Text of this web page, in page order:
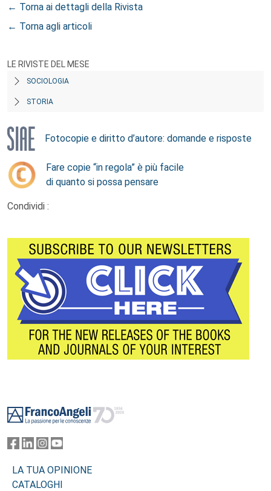
← Torna ai dettagli della Rivista
← Torna agli articoli
LE RIVISTE DEL MESE
SOCIOLOGIA
STORIA
Fotocopie e diritto d’autore: domande e risposte
Fare copie “in regola” è più facile
di quanto si possa pensare
Condividi :
LA TUA OPINIONE
CATALOGHI